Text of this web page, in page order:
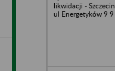
likwidacji - Szczecin,
ul Energetyków 9 9